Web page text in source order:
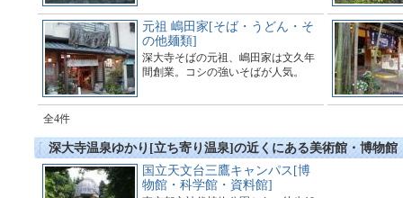
元祖 嶋田家[そば・うどん・そ
の他麺類]
深大寺そばの元祖、嶋田家は文久年
間創業。コシの強いそばが人気。
全4件
深大寺温泉ゆかり[立ち寄り温泉]の近くにある美術館・博物館
国立天文台三鷹キャンパス[博
物館・科学館・資料館]